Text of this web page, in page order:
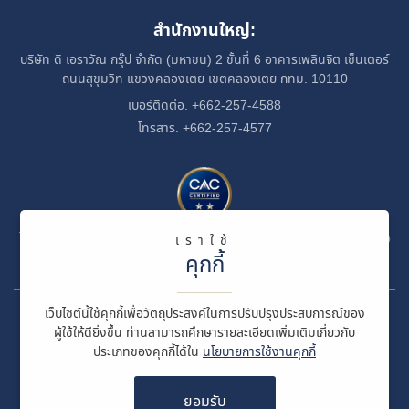
เราใช้
คุกกี้
เว็บไซต์นี้ใช้คุกกี้เพื่อวัตถุประสงค์ในการปรับปรุงประสบการณ์ของ
ผู้ใช้ให้ดียิ่งขึ้น ท่านสามารถศึกษารายละเอียดเพิ่มเติมเกี่ยวกับ
ประเภทของคุกกี้ได้ใน นโยบายการใช้งานคุกกี้
ยอมรับ
สำนักงานใหญ่:
บริษัท ดิ เอราวัณ กรุ๊ป จำกัด (มหาชน) 2 ชั้นที่ 6 อาคารเพลินจิต เซ็นเตอร์
ถนนสุขุมวิท แขวงคลองเตยเขตคลองเตย กทม. 10110
เบอร์ติดต่อ. +662-257-4588
โทรสาร. +662-257-4577
ได้รับการรับรองเป็นสมาชิกของแนวร่วมปฏิบัติของภาคเอกชนไทยในการต่อ
ต้านทุจริต
© สงวนลิขสิทธิ์ พ.ศ. 2569 บริษัท ดิ เอราวัณ กรุ๊ป จำกัด (มหาชน)
ข้อกำหนดและเงื่อนไข
นโยบายความเป็นส่วนตัว
นโยบายการใช้งานคุกกี้